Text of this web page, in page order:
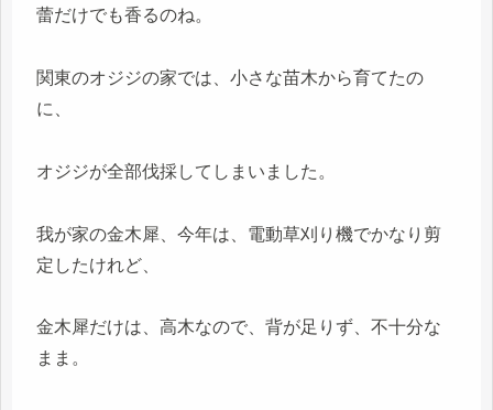
蕾だけでも香るのね。
関東のオジジの家では、小さな苗木から育てたの
に、
オジジが全部伐採してしまいました。
我が家の金木犀、今年は、電動草刈り機でかなり剪
定したけれど、
金木犀だけは、高木なので、背が足りず、不十分な
まま。